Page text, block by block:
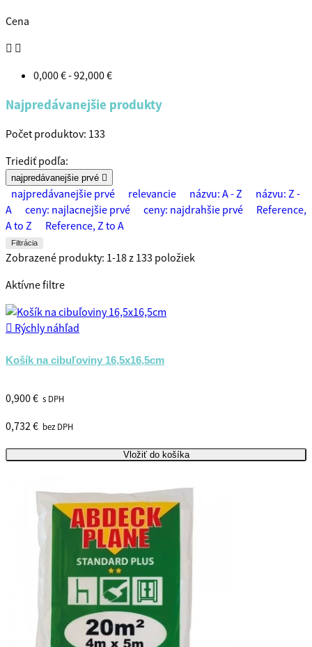
Cena
 
0,000 € - 92,000 €
Najpredávanejšie produkty
Počet produktov: 133
Triediť podľa:
najpredávanejšie prvé 
najpredávanejšie prvé relevancie názvu: A - Z
názvu: Z -
A
ceny: najlacnejšie prvé ceny: najdrahšie prvé
Reference,
A to Z
Reference, Z to A
Filtrácia
Zobrazené produkty: 1-18 z 133 položiek
Aktívne filtre
 Rýchly náhľad
Košík na cibuľoviny 16,5x16,5cm
0,900 € s DPH
0,732 € bez DPH
Vložiť do košíka